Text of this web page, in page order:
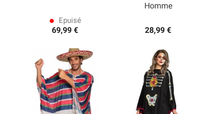
lens Epuisé
69,99 €
Homme
28,99 €